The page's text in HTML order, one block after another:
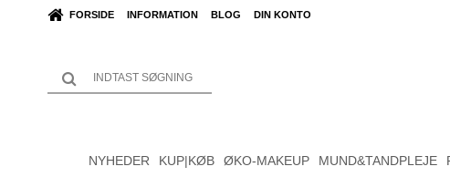
FORSIDE INFORMATION BLOG DIN KONTO
NYHEDER KUP|KØB ØKO-MAKEUP MUND&TANDPLEJE